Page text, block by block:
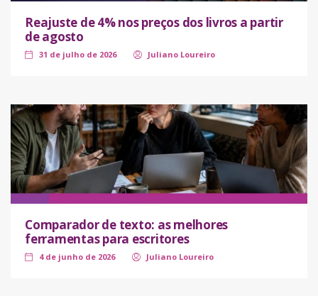
Reajuste de 4% nos preços dos livros a partir
de agosto
31 de julho de 2026 Juliano Loureiro
Comparador de texto: as melhores
ferramentas para escritores
4 de junho de 2026 Juliano Loureiro